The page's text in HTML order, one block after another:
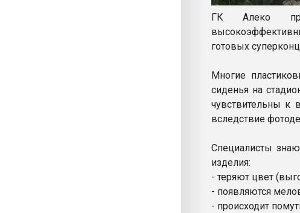
ГК Алеко
готовых
Многие
сиденья на
чувствительны к
вследствие
Специалисты
изделия:
- теряют цвет
- появляются
- происходит